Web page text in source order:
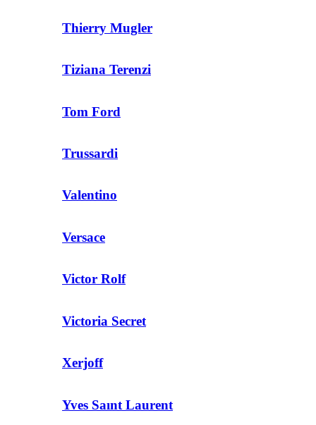
Thierry Mugler
Tiziana Terenzi
Tom Ford
Trussardi
Valentino
Versace
Victor Rolf
Victoria Secret
Xerjoff
Yves Saınt Laurent